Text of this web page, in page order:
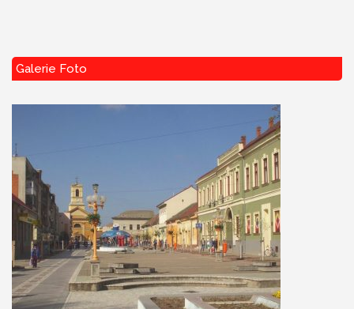
Galerie Foto